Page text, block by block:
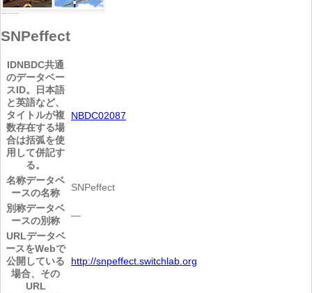
SNPeffect
IDNBDC共通
のデータベー
スID。日本語
と英語など、
タイトルが複
数存在する場
合は括弧を使
用して併記す
る。
NBDC02087
名称データベ
ースの名称
SNPeffect
別称データベ
ースの別称
―
URLデータベ
ースをWebで
公開している
場合、その
URL
http://snpeffect.switchlab.org